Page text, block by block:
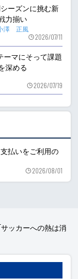
シーズンに挑む新
力揃い
澤 正風
2026/07/11
ーマにそって課題
深める
2026/07/19
支払いをご利用の
2026/08/01
サッカーへの熱は消